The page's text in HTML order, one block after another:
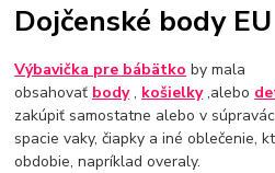
Dojčenské body
Výbavička pre bábätko by mala
obsahovať body, košielky,alebo
zakúpiť samostatne alebo v
spacie vaky, čiapky a iné oblečenie,
obdobie, napríklad overaly.